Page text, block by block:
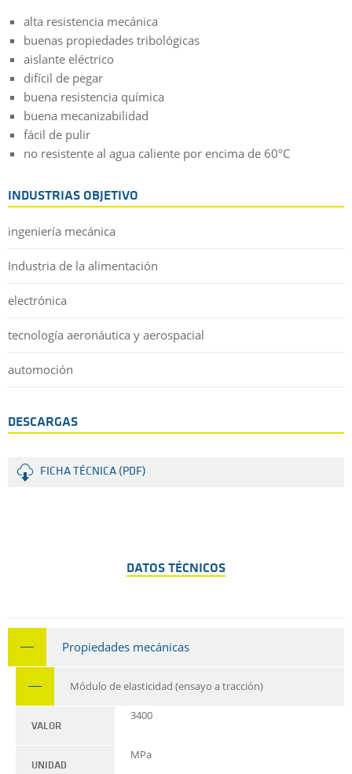
alta resistencia mecánica
buenas propiedades tribológicas
aislante eléctrico
difícil de pegar
buena resistencia química
buena mecanizabilidad
fácil de pulir
no resistente al agua caliente por encima de 60ºC
INDUSTRIAS OBJETIVO
ingeniería mecánica
Industria de la alimentación
electrónica
tecnología aeronáutica y aerospacial
automoción
DESCARGAS
FICHA TÉCNICA (PDF)
DATOS TÉCNICOS
Propiedades mecánicas
Módulo de elasticidad (ensayo a tracción)
VALOR
3400
UNIDAD
MPa